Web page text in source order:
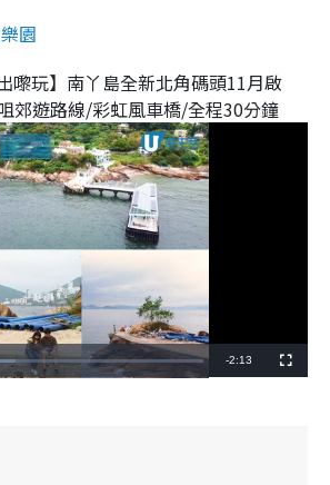
園
嚟玩】南丫島全新北角碼頭11月啟
郊遊路線/彩虹風車橋/全程30分鐘
:
Remaining
-2:13 Fullscreen